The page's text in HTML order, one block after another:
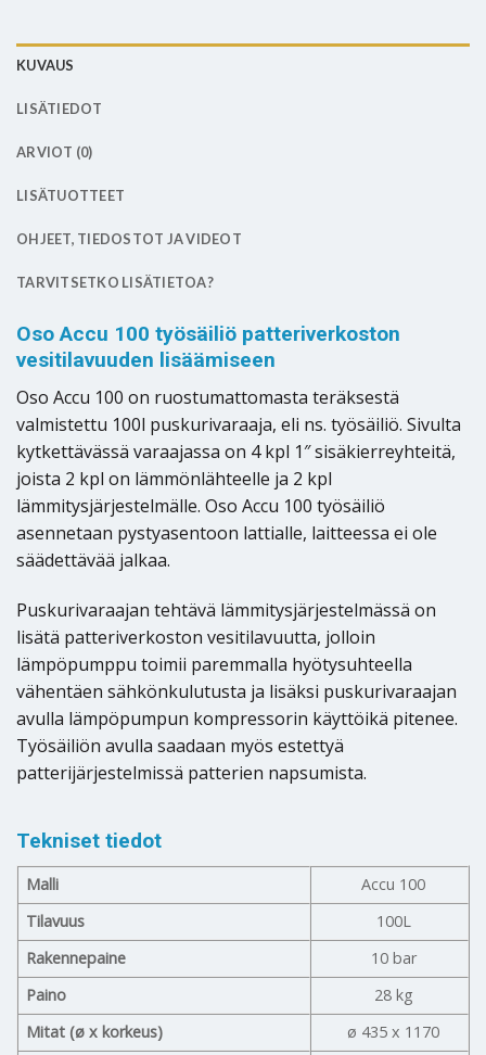
KUVAUS
LISÄTIEDOT
ARVIOT (0)
LISÄTUOTTEET
OHJEET, TIEDOSTOT JA VIDEOT
TARVITSETKO LISÄTIETOA?
Oso Accu 100 työsäiliö patteriverkoston
vesitilavuuden lisäämiseen
Oso Accu 100 on ruostumattomasta teräksestä
valmistettu 100l puskurivaraaja, eli ns. työsäiliö. Sivulta
kytkettävässä varaajassa on 4 kpl 1″ sisäkierreyhteitä,
joista 2 kpl on lämmönlähteelle ja 2 kpl
lämmitysjärjestelmälle. Oso Accu 100 työsäiliö
asennetaan pystyasentoon lattialle, laitteessa ei ole
säädettävää jalkaa.
Puskurivaraajan tehtävä lämmitysjärjestelmässä on
lisätä patteriverkoston vesitilavuutta, jolloin
lämpöpumppu toimii paremmalla hyötysuhteella
vähentäen sähkönkulutusta ja lisäksi puskurivaraajan
avulla lämpöpumpun kompressorin käyttöikä pitenee.
Työsäiliön avulla saadaan myös estettyä
patterijärjestelmissä patterien napsumista.
Tekniset tiedot
Malli
Accu 100
Tilavuus
100L
Rakennepaine
10 bar
Paino
28 kg
Mitat (ø x korkeus)
ø 435 x 1170